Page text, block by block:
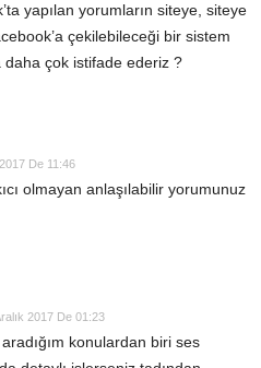
yapılan yorumların siteye, siteye
çekilebileceği bir sistem
çok istifade ederiz ?
De 11:46
olmayan anlaşılabilir yorumunuz
2017 De 01:23
konulardan biri ses